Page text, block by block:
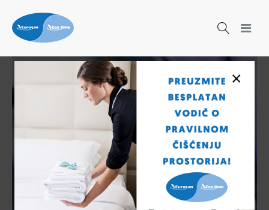
×
Čišćenje nikad nije bilo lakše!